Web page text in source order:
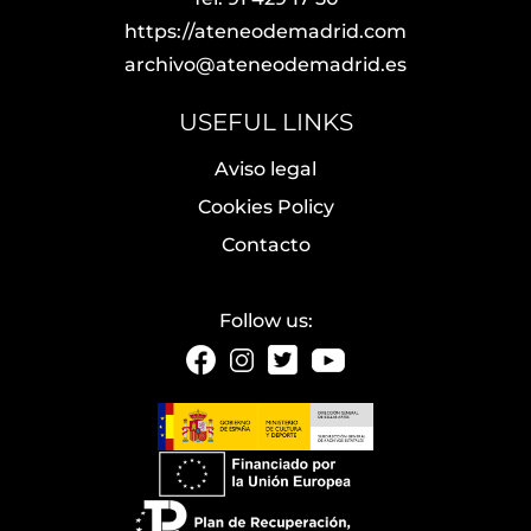
https://ateneodemadrid.com
archivo@ateneodemadrid.es
USEFUL LINKS
Aviso legal
Cookies Policy
Contacto
Follow us: